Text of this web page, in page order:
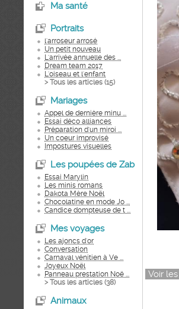
Ma santé
Portraits
l'arroseur arrosé
Un petit nouveau
L'arrivée annuelle des ...
Dream team 2017
L'oiseau et l'enfant
> Tous les articles (15)
Mariages
Appel de dernière minu ...
Essai déco alliances
Préparation d'un miroi ...
Un coeur improvisé
Impostures visuelles
Les poupées de Zab
Essai Marylin
Les minis romans
Dakota Mère Noël
Chocolatine en mode Jo ...
Candice dompteuse de t ...
Mes voyages
Les ajoncs d'or
Conversation
Carnaval vénitien à Ve ...
Joyeux Noël
Panneau prestation Noë ...
> Tous les articles (38)
Animaux
Voir les